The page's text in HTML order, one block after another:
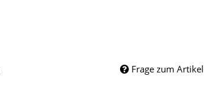
Frage zum Artikel